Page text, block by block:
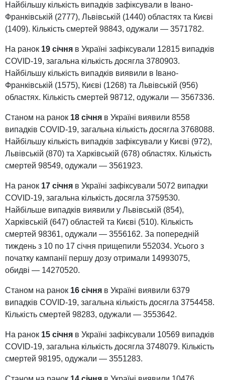
Найбільшу кількість випадків зафіксували в Івано-
Франківській (2777), Львівській (1440) областях та Києві
(1409). Кількість смертей 98843, одужали — 3571782.
На ранок 19 січня в Україні зафіксували 12815 випадків
COVID-19, загальна кількість досягла 3780903.
Найбільшу кількість випадків виявили в Івано-
Франківській (1575), Києві (1268) та Львівській (956)
областях. Кількість смертей 98712, одужали — 3567336.
Станом на ранок 18 січня в Україні виявили 8558
випадків COVID-19, загальна кількість досягла 3768088.
Найбільшу кількість випадків зафіксували у Києві (972),
Львівській (870) та Харківській (678) областях. Кількість
смертей 98549, одужали — 3561923.
На ранок 17 січня в Україні зафіксували 5072 випадки
COVID-19, загальна кількість досягла 3759530.
Найбільше випадків виявили у Львівській (854),
Харківській (647) областей та Києві (510). Кількість
смертей 98361, одужали — 3556162. За попередній
тиждень з 10 по 17 січня прищепили 552034. Усього з
початку кампанії першу дозу отримали 14993075,
обидві — 14270520.
Станом на ранок 16 січня в Україні виявили 6379
випадків COVID-19, загальна кількість досягла 3754458.
Кількість смертей 98283, одужали — 3553642.
На ранок 15 січня в Україні зафіксували 10569 випадків
COVID-19, загальна кількість досягла 3748079. Кількість
смертей 98195, одужали — 3551283.